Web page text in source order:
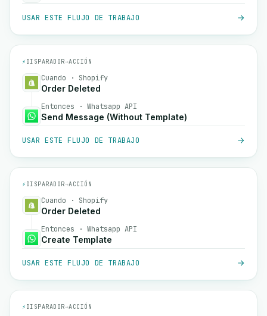
USAR ESTE FLUJO DE TRABAJO
⚡ DISPARADOR→ACCIÓN
Cuando · Shopify
Order Deleted
Entonces · Whatsapp API
Send Message (Without Template)
USAR ESTE FLUJO DE TRABAJO
⚡ DISPARADOR→ACCIÓN
Cuando · Shopify
Order Deleted
Entonces · Whatsapp API
Create Template
USAR ESTE FLUJO DE TRABAJO
⚡ DISPARADOR→ACCIÓN